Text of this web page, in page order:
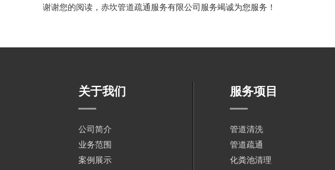
谢谢您的阅读，赤坎管道疏通服务有限公司服务竭诚为您服务！
关于我们
公司简介
业务范围
案例展示
服务项目
管道清洗
管道疏通
化粪池清理